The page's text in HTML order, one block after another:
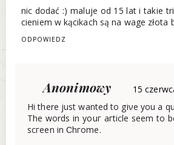
nic dodać :) maluje od 15 lat i takie
cieniem w kącikach są na wage złota
ODPOWIEDZ
Anonimowy
15
Hi thеre just wantеd to giνe you a
The words in yοuг aгtіcle seеm to
scгeen in Ϲhгome.